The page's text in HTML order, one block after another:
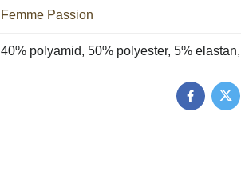
Femme Passion
40% polyamid, 50% polyester, 5%
Facebook